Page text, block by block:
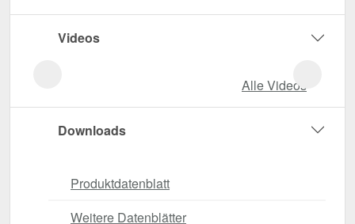
Videos
Alle Videos
Downloads
Produktdatenblatt
Weitere Datenblätter